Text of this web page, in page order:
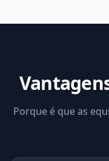
Porque é que as